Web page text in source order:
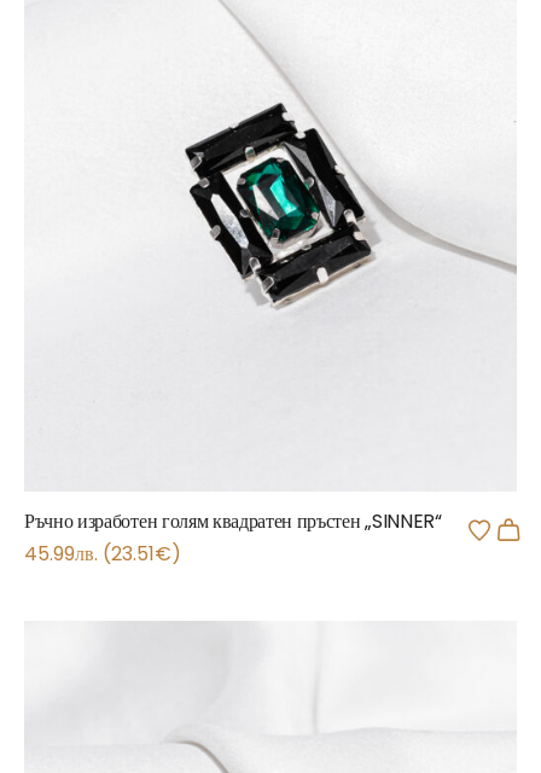
Ръчно изработен голям квадратен пръстен „SINNER“
45.99лв. (23.51€)